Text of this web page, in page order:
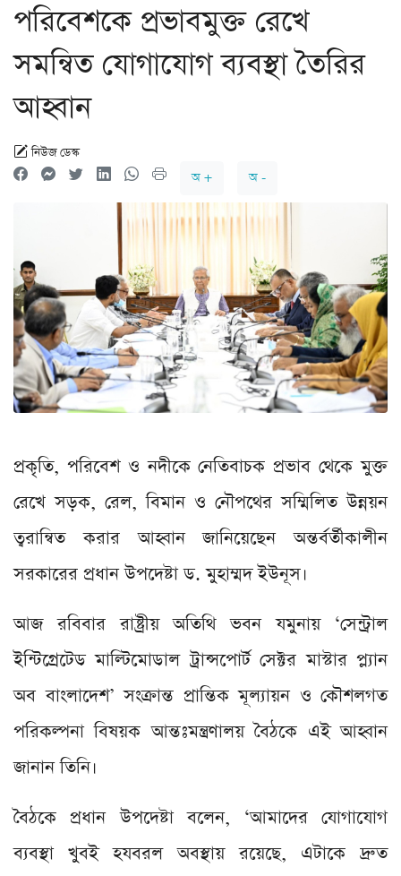
পরিবেশকে প্রভাবমুক্ত রেখে
সমন্বিত যোগাযোগ ব‍্যবস্থা তৈরির
আহ্বান
নিউজ ডেস্ক
অ +
অ -
প্রকৃতি, পরিবেশ ও নদীকে নেতিবাচক প্রভাব থেকে মুক্ত
রেখে সড়ক, রেল, বিমান ও নৌপথের সম্মিলিত উন্নয়ন
ত্বরান্বিত করার আহ্বান জানিয়েছেন অন্তর্বর্তীকালীন
সরকারের প্রধান উপদেষ্টা ড. মুহাম্মদ ইউনূস।
আজ রবিবার রাষ্ট্রীয় অতিথি ভবন যমুনায় ‘সেন্ট্রাল
ইন্টিগ্রেটেড মাল্টিমোডাল ট্রান্সপোর্ট সেক্টর মাস্টার প্ল্যান
অব বাংলাদেশ’ সংক্রান্ত প্রান্তিক মূল্যায়ন ও কৌশলগত
পরিকল্পনা বিষয়ক আন্তঃমন্ত্রণালয় বৈঠকে এই আহ্বান
জানান তিনি।
বৈঠকে প্রধান উপদেষ্টা বলেন, ‘আমাদের যোগাযোগ
ব্যবস্থা খুবই হযবরল অবস্থায় রয়েছে, এটাকে দ্রুত